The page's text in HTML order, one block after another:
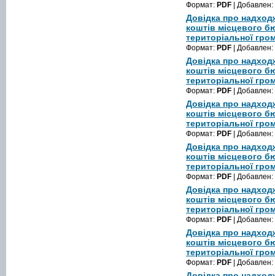
Формат: PDF | Добавлен:
Довідка про
коштів місцевого
територіальної
Формат: PDF | Добавлен:
Довідка про
коштів місцевого
територіальної
Формат: PDF | Добавлен:
Довідка про
коштів місцевого
територіальної
Формат: PDF | Добавлен:
Довідка про
коштів місцевого
територіальної
Формат: PDF | Добавлен:
Довідка про
коштів місцевого
територіальної
Формат: PDF | Добавлен:
Довідка про
коштів місцевого
територіальної
Формат: PDF | Добавлен: